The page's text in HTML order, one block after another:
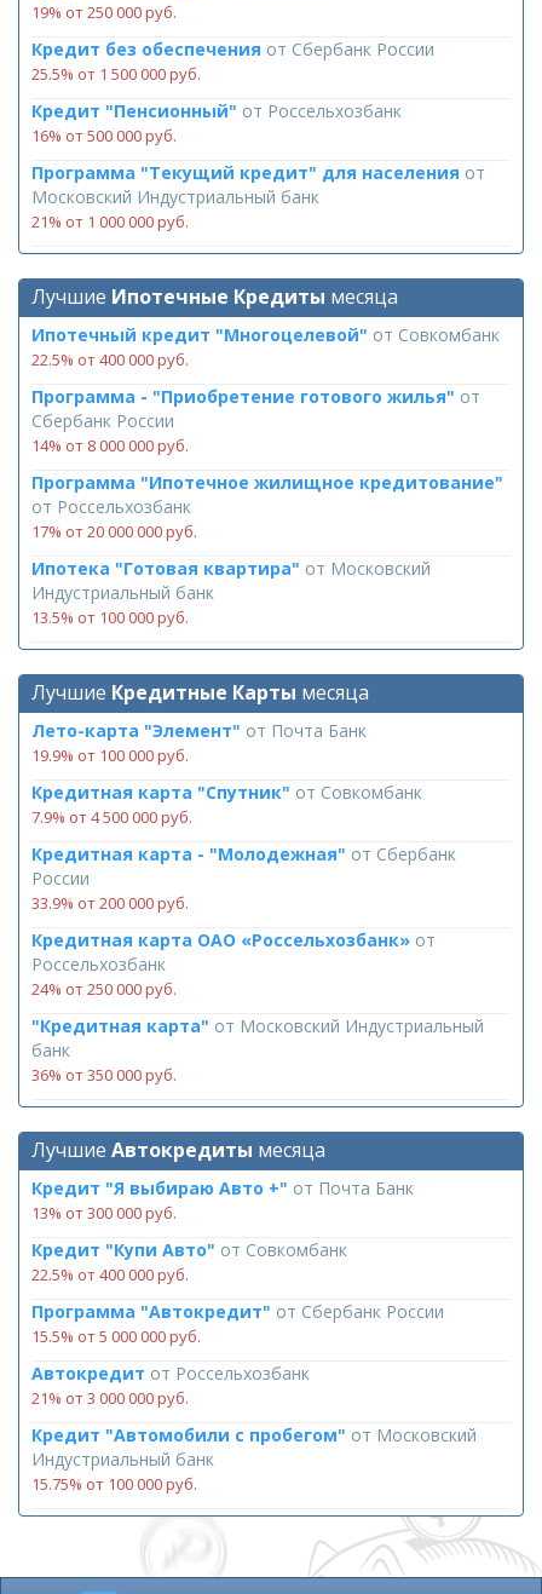
19% от 250 000 руб.
Кредит без обеспечения от Сбербанк России
25.5% от 1 500 000 руб.
Кредит "Пенсионный" от Россельхозбанк
16% от 500 000 руб.
Программа "Текущий кредит" для населения от
Московский Индустриальный банк
21% от 1 000 000 руб.
Лучшие Ипотечные Кредиты месяца
Ипотечный кредит "Многоцелевой" от Совкомбанк
22.5% от 400 000 руб.
Программа - "Приобретение готового жилья" от
Сбербанк России
14% от 8 000 000 руб.
Программа "Ипотечное жилищное кредитование"
от Россельхозбанк
17% от 20 000 000 руб.
Ипотека "Готовая квартира" от Московский
Индустриальный банк
13.5% от 100 000 руб.
Лучшие Кредитные Карты месяца
Лето-карта "Элемент" от Почта Банк
19.9% от 100 000 руб.
Кредитная карта "Спутник" от Совкомбанк
7.9% от 4 500 000 руб.
Кредитная карта - "Молодежная" от Сбербанк
России
33.9% от 200 000 руб.
Кредитная карта ОАО «Россельхозбанк» от
Россельхозбанк
24% от 250 000 руб.
"Кредитная карта" от Московский Индустриальный
банк
36% от 350 000 руб.
Лучшие Автокредиты месяца
Кредит "Я выбираю Авто +" от Почта Банк
13% от 300 000 руб.
Кредит "Купи Авто" от Совкомбанк
22.5% от 400 000 руб.
Программа "Автокредит" от Сбербанк России
15.5% от 5 000 000 руб.
Автокредит от Россельхозбанк
21% от 3 000 000 руб.
Кредит "Автомобили с пробегом" от Московский
Индустриальный банк
15.75% от 100 000 руб.